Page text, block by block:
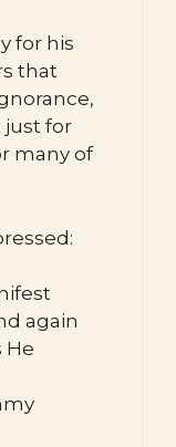
for his
that
just for
many of
again
He